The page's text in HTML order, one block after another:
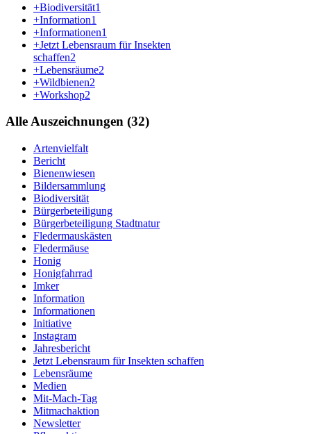
+Biodiversität1
+Information1
+Informationen1
+Jetzt Lebensraum für Insekten
schaffen2
+Lebensräume2
+Wildbienen2
+Workshop2
Alle Auszeichnungen (32)
Artenvielfalt
Bericht
Bienenwiesen
Bildersammlung
Biodiversität
Bürgerbeteiligung
Bürgerbeteiligung Stadtnatur
Fledermauskästen
Fledermäuse
Honig
Honigfahrrad
Imker
Information
Informationen
Initiative
Instagram
Jahresbericht
Jetzt Lebensraum für Insekten schaffen
Lebensräume
Medien
Mit-Mach-Tag
Mitmachaktion
Newsletter